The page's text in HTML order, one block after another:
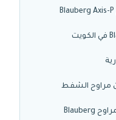
عوامل تحديد تكلفة توريد وتركيب مراوح Blauberg